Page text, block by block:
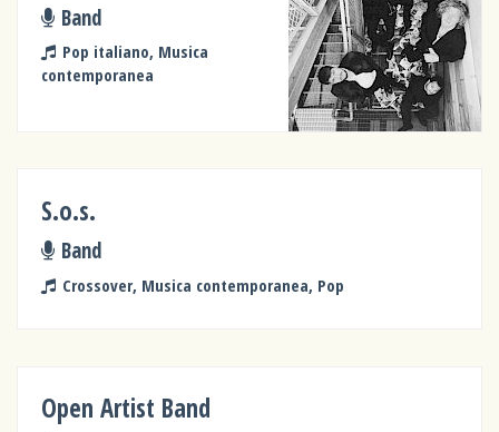
Band
Pop italiano, Musica
contemporanea
S.o.s.
Band
Crossover, Musica contemporanea, Pop
Open Artist Band